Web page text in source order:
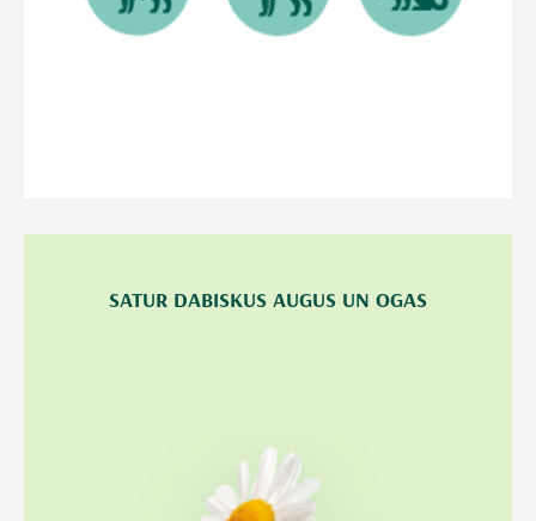
SATUR DABISKUS AUGUS UN OGAS